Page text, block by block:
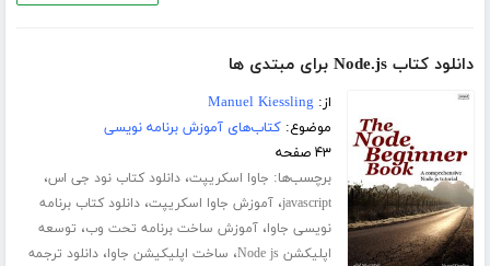
دانلود کتاب Node.js برای مبتدی ها
از:Manuel Kiessling
موضوع:کتاب‌های آموزش برنامه نویسی
۴۳ صفحه
برچسب‌ها: جاوا اسکریپت،دانلود کتاب نود جی اس،
javascript،آموزش جاوا اسکریپت،دانلود کتاب برنامه
نویسی جاوا،آموزش ساخت برنامه تحت وب، توسعه
اپلیکشن Node js
، ساخت اپلیکیشن جاوا،دانلود ترجمه